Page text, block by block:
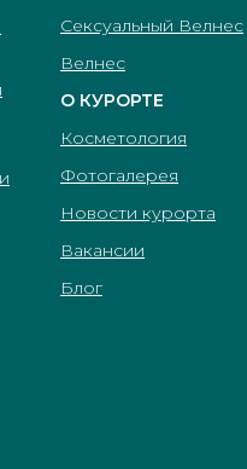
Сексуальный Велнес
Велнес
О КУРОРТЕ
Косметология
Фотогалерея
Новости курорта
Вакансии
Блог